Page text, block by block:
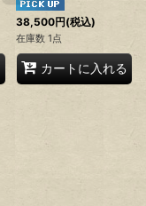
38,500円(税込)
在庫数 1点
カートに入れる